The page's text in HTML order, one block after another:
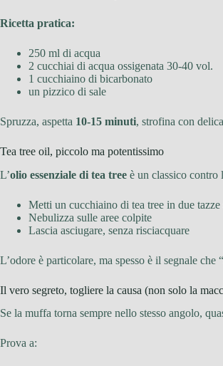
Ricetta pratica:
250 ml di acqua
2 cucchiai di acqua ossigenata 30-40 vol.
1 cucchiaino di bicarbonato
un pizzico di sale
Spruzza, aspetta 10-15 minuti, strofina con
Tea tree oil, piccolo ma potentissimo
L’olio essenziale di tea tree è un classico contro
Metti un cucchiaino di tea tree in due
Nebulizza sulle aree colpite
Lascia asciugare, senza risciacquare
L’odore è particolare, ma spesso è il segnale che
Il vero segreto, togliere la causa (non solo la
Se la muffa torna sempre nello stesso angolo,
Prova a: